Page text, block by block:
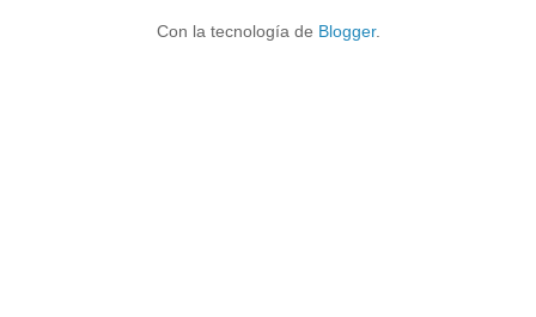
Con la tecnología de Blogger.